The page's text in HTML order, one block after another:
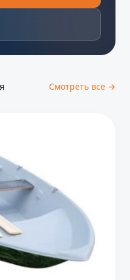
Смотреть все →